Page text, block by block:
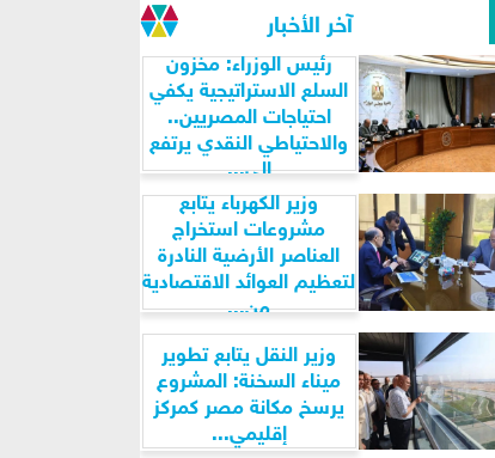
آخر الأخبار
رئيس الوزراء: مخزون
السلع الاستراتيجية يكفي
احتياجات المصريين..
والاحتياطي النقدي يرتفع
إلى...
وزير الكهرباء يتابع
مشروعات استخراج
العناصر الأرضية النادرة
لتعظيم العوائد الاقتصادية
من...
وزير النقل يتابع تطوير
ميناء السخنة: المشروع
يرسخ مكانة مصر كمركز
إقليمي...